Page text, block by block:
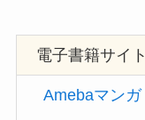
電子書籍サイト
Amebaマンガ